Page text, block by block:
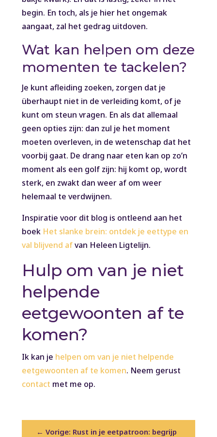
begin. En toch, als je hier het ongemak
aangaat, zal het gedrag uitdoven.
Wat kan helpen om deze
momenten te tackelen?
Je kunt afleiding zoeken, zorgen dat je
überhaupt niet in de verleiding komt, of je
kunt om steun vragen. En als dat allemaal
geen opties zijn: dan zul je het moment
moeten overleven, in de wetenschap dat het
voorbij gaat. De drang naar eten kan op zo’n
moment als een golf zijn: hij komt op, wordt
sterk, en zwakt dan weer af om weer
helemaal te verdwijnen.
Inspiratie voor dit blog is ontleend aan het
boek Het slanke brein: ontdek je eettype en
val blijvend afvan Heleen Ligtelijn.
Hulp om van je niet
helpende
eetgewoonten af te
komen?
Ik kan je helpen om van je niet helpende
eetgewoonten af te komen. Neem gerust
contact met me op.
← Vorige: Rust in je eetpatroon: begrijp